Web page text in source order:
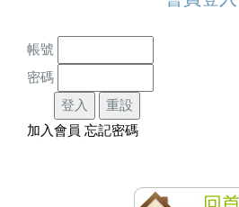
帳號
密碼
加入會員 忘記密碼